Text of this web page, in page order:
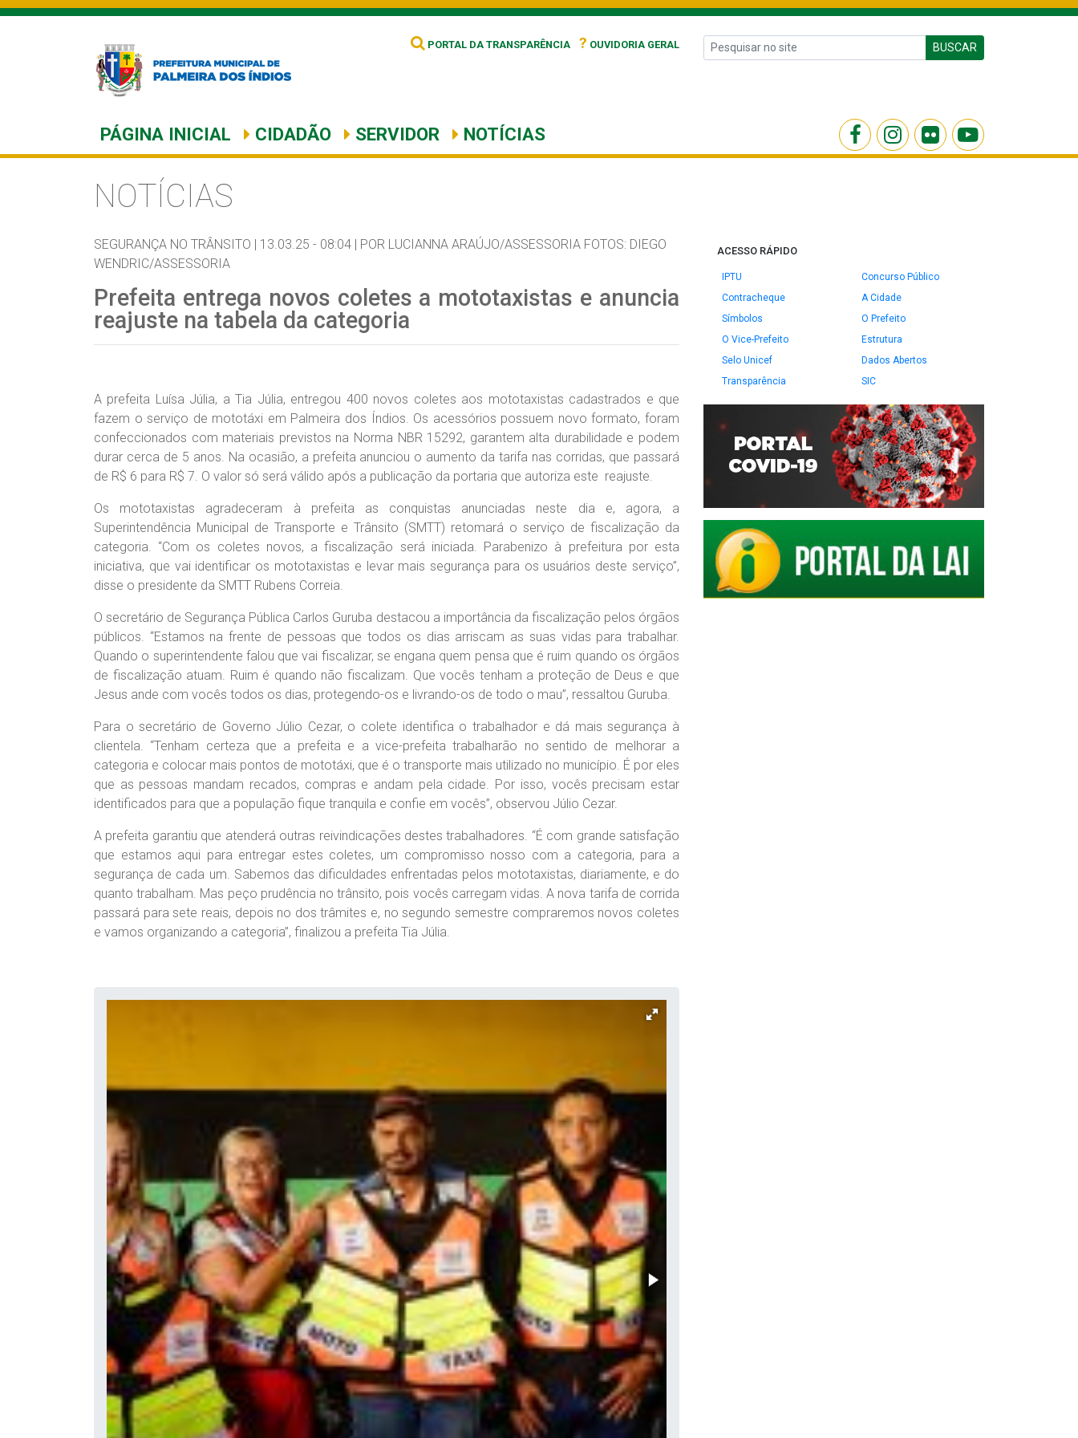
PORTAL DA TRANSPARÊNCIA ? OUVIDORIA GERAL BUSCAR
PÁGINA INICIAL CIDADÃO SERVIDOR NOTÍCIAS
NOTÍCIAS
SEGURANÇA NO TRÂNSITO | 13.03.25 - 08:04 | POR LUCIANNA ARAÚJO/ASSESSORIA FOTOS: DIEGO
WENDRIC/ASSESSORIA
Prefeita entrega novos coletes a mototaxistas e anuncia
reajuste na tabela da categoria
A prefeita Luísa Júlia, a Tia Júlia, entregou 400 novos coletes aos mototaxistas cadastrados e que
fazem o serviço de mototáxi em Palmeira dos Índios. Os acessórios possuem novo formato, foram
confeccionados com materiais previstos na Norma NBR 15292, garantem alta durabilidade e podem
durar cerca de 5 anos. Na ocasião, a prefeita anunciou o aumento da tarifa nas corridas, que passará
de R$ 6 para R$ 7. O valor só será válido após a publicação da portaria que autoriza este reajuste.
Os mototaxistas agradeceram à prefeita as conquistas anunciadas neste dia e, agora, a
Superintendência Municipal de Transporte e Trânsito (SMTT) retomará o serviço de fiscalização da
categoria. “Com os coletes novos, a fiscalização será iniciada. Parabenizo à prefeitura por esta
iniciativa, que vai identificar os mototaxistas e levar mais segurança para os usuários deste serviço”,
disse o presidente da SMTT Rubens Correia.
O secretário de Segurança Pública Carlos Guruba destacou a importância da fiscalização pelos órgãos
públicos. “Estamos na frente de pessoas que todos os dias arriscam as suas vidas para trabalhar.
Quando o superintendente falou que vai fiscalizar, se engana quem pensa que é ruim quando os órgãos
de fiscalização atuam. Ruim é quando não fiscalizam. Que vocês tenham a proteção de Deus e que
Jesus ande com vocês todos os dias, protegendo-os e livrando-os de todo o mau”, ressaltou Guruba.
Para o secretário de Governo Júlio Cezar, o colete identifica o trabalhador e dá mais segurança à
clientela. “Tenham certeza que a prefeita e a vice-prefeita trabalharão no sentido de melhorar a
categoria e colocar mais pontos de mototáxi, que é o transporte mais utilizado no município. É por eles
que as pessoas mandam recados, compras e andam pela cidade. Por isso, vocês precisam estar
identificados para que a população fique tranquila e confie em vocês”, observou Júlio Cezar.
A prefeita garantiu que atenderá outras reivindicações destes trabalhadores. “É com grande satisfação
que estamos aqui para entregar estes coletes, um compromisso nosso com a categoria, para a
segurança de cada um. Sabemos das dificuldades enfrentadas pelos mototaxistas, diariamente, e do
quanto trabalham. Mas peço prudência no trânsito, pois vocês carregam vidas. A nova tarifa de corrida
passará para sete reais, depois no dos trâmites e, no segundo semestre compraremos novos coletes
e vamos organizando a categoria”, finalizou a prefeita Tia Júlia.
ACESSO RÁPIDO
IPTU
Concurso Público
Contracheque
A Cidade
Símbolos
O Prefeito
O Vice-Prefeito
Estrutura
Selo Unicef
Dados Abertos
Transparência
SIC